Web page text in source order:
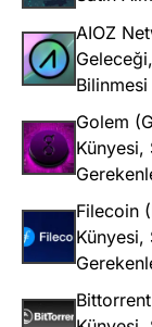
AIOZ
Golem
Künyesi,
Filecoin
Künyesi,
Bittorrent